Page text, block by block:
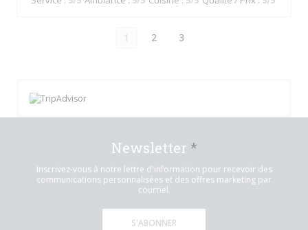
1 2 3
Newsletter *
Inscrivez-vous à notre lettre d'information pour recevoir des
communications personnalisées et des offres marketing par
courriel.
S'ABONNER